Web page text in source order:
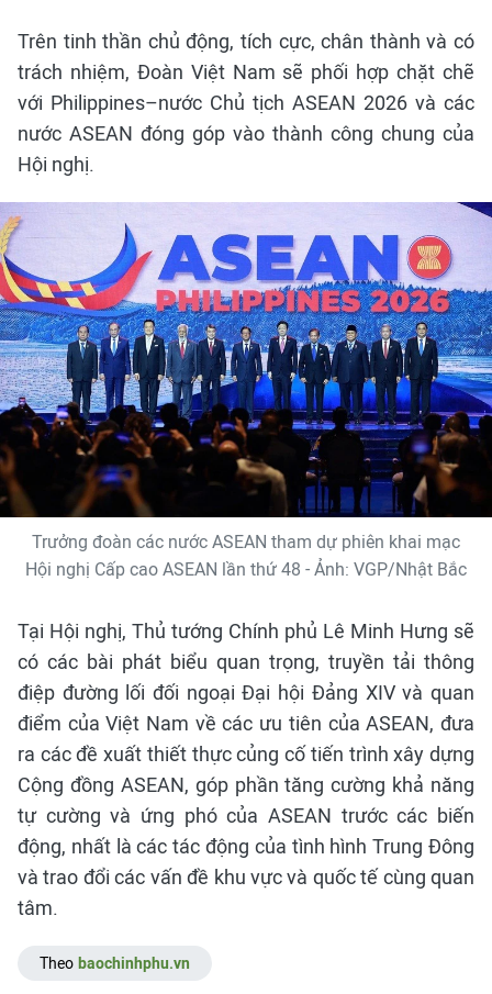
Trên tinh thần chủ động, tích cực, chân thành và có
trách nhiệm, Đoàn Việt Nam sẽ phối hợp chặt chẽ
với Philippines–nước Chủ tịch ASEAN 2026 và các
nước ASEAN đóng góp vào thành công chung của
Hội nghị.
Trưởng đoàn các nước ASEAN tham dự phiên khai mạc
Hội nghị Cấp cao ASEAN lần thứ 48 - Ảnh: VGP/Nhật Bắc
Tại Hội nghị, Thủ tướng Chính phủ Lê Minh Hưng sẽ
có các bài phát biểu quan trọng, truyền tải thông
điệp đường lối đối ngoại Đại hội Đảng XIV và quan
điểm của Việt Nam về các ưu tiên của ASEAN, đưa
ra các đề xuất thiết thực củng cố tiến trình xây dựng
Cộng đồng ASEAN, góp phần tăng cường khả năng
tự cường và ứng phó của ASEAN trước các biến
động, nhất là các tác động của tình hình Trung Đông
và trao đổi các vấn đề khu vực và quốc tế cùng quan
tâm.
Theo baochinhphu.vn